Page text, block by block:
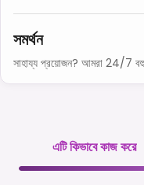
সমর্থন
সাহায্য প্রয়োজন? আমরা 24/7 বহু-
এটি কিভাবে কাজ করে